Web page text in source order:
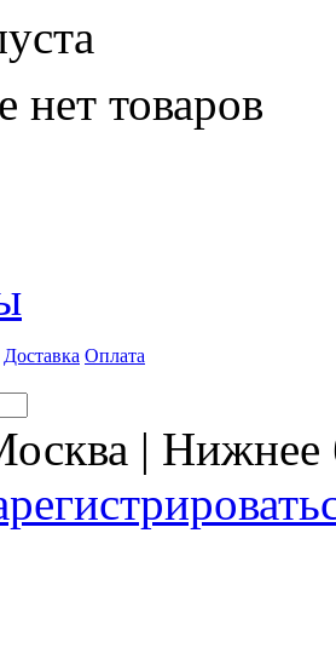
нет товаров
Доставка Оплата
|